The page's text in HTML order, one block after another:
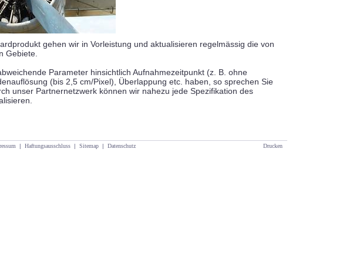
gehen wir in Vorleistung und aktualisieren regelmässig die von
Gebiete.
Parameter hinsichtlich Aufnahmezeitpunkt (z. B. ohne
(bis 2,5 cm/Pixel), Überlappung etc. haben, so sprechen Sie
unser Partnernetzwerk können wir nahezu jede Spezifikation des
| Haftungsausschluss | Sitemap | Datenschutz Drucken